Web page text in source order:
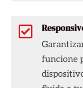

funcione